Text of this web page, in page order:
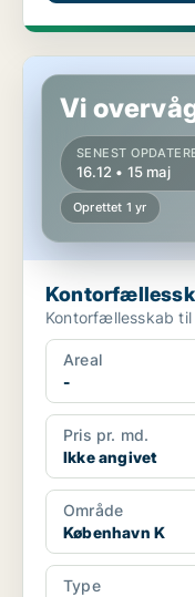
Kontorfællesskab i
Vi
SENEST
16.12 • 15 maj
Oprettet 1 yr
Kontorfællesskab til
Areal
-
Pris pr. md.
Ikke angivet
Område
København K
Type